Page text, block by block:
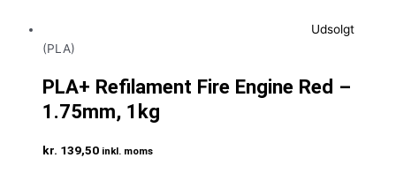
Udsolgt
(PLA)
PLA+ Refilament Fire Engine Red –
1.75mm, 1kg
kr. 139,50 inkl. moms